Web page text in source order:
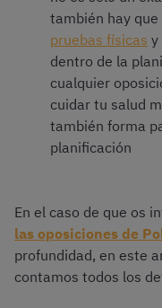
también hay
pruebas físicas y
dentro de la
cualquier
cuidar tu salud
también forma
planificación
En el caso de que os
las oposiciones de
profundidad, en este
contamos todos los